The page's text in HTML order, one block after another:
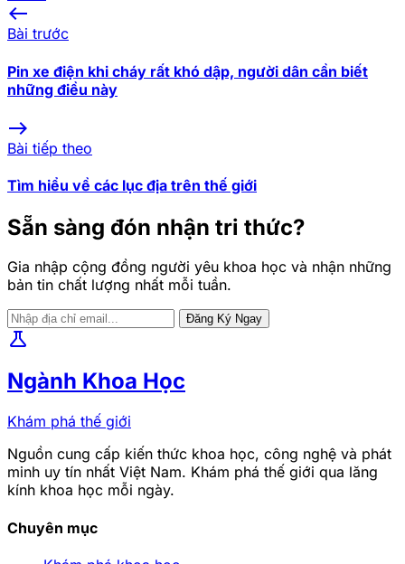
west
Bài trước
Pin xe điện khi cháy rất khó dập, người dân cần biết
những điều này
east
Bài tiếp theo
Tìm hiểu về các lục địa trên thế giới
Sẵn sàng đón nhận tri thức?
Gia nhập cộng đồng người yêu khoa học và nhận những
bản tin chất lượng nhất mỗi tuần.
Đăng Ký Ngay
science
Ngành Khoa Học
Khám phá thế giới
Nguồn cung cấp kiến thức khoa học, công nghệ và phát
minh uy tín nhất Việt Nam. Khám phá thế giới qua lăng
kính khoa học mỗi ngày.
Chuyên mục